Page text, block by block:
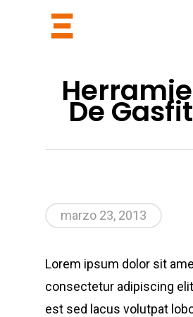
De
marzo 23, 2013
Lorem ipsum dolor sit
consectetur adipiscing
est sed lacus volutpat